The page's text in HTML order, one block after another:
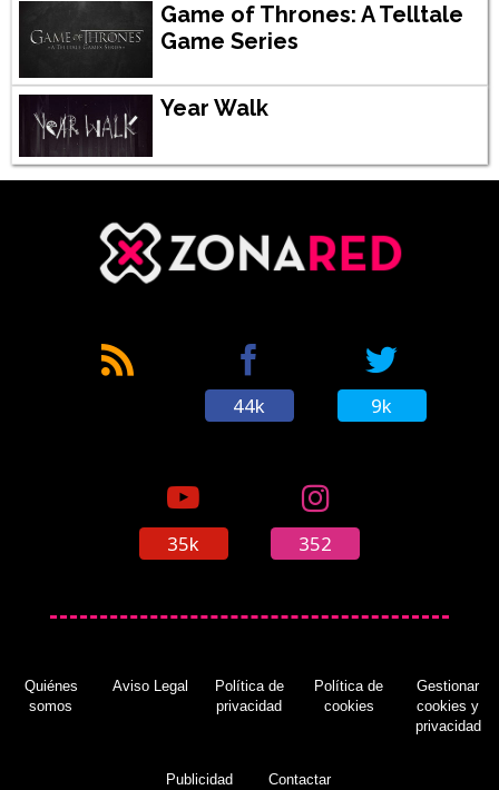
Game of Thrones: A Telltale
Game Series
Year Walk
44k 9k
35k 352
Quiénes
somos
Aviso Legal
Política de
privacidad
Política de
cookies
Gestionar
cookies y
privacidad
Publicidad Contactar